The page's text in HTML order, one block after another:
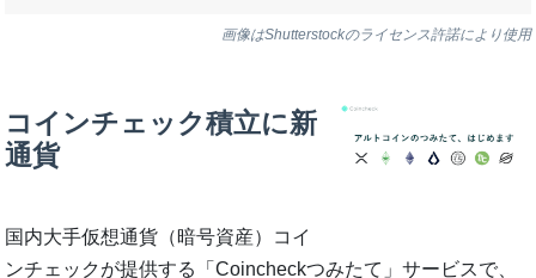
画像はShutterstockのライセンス許諾により使用
コインチェック積立に新
通貨
国内大手仮想通貨（暗号資産）コイ
ンチェックが提供する「Coincheckつみたて」サービスで、